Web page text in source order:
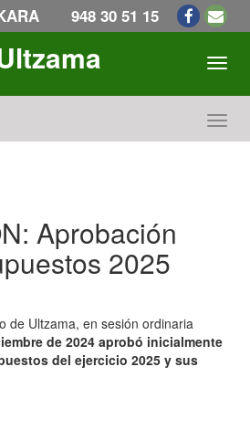
948 30 51 15
Aprobación
2025
de Ultzama, en sesión ordinaria
de 2024 aprobó inicialmente
del ejercicio 2025 y sus